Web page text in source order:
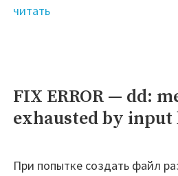
читать"FIX
EC2
Graylog:
Server
unavailable"
FIX ERROR — dd:
exhausted by input
При попытке создать файл